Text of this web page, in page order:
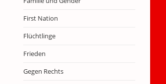
First Nation
Flüchtlinge
Frieden
Gegen Rechts